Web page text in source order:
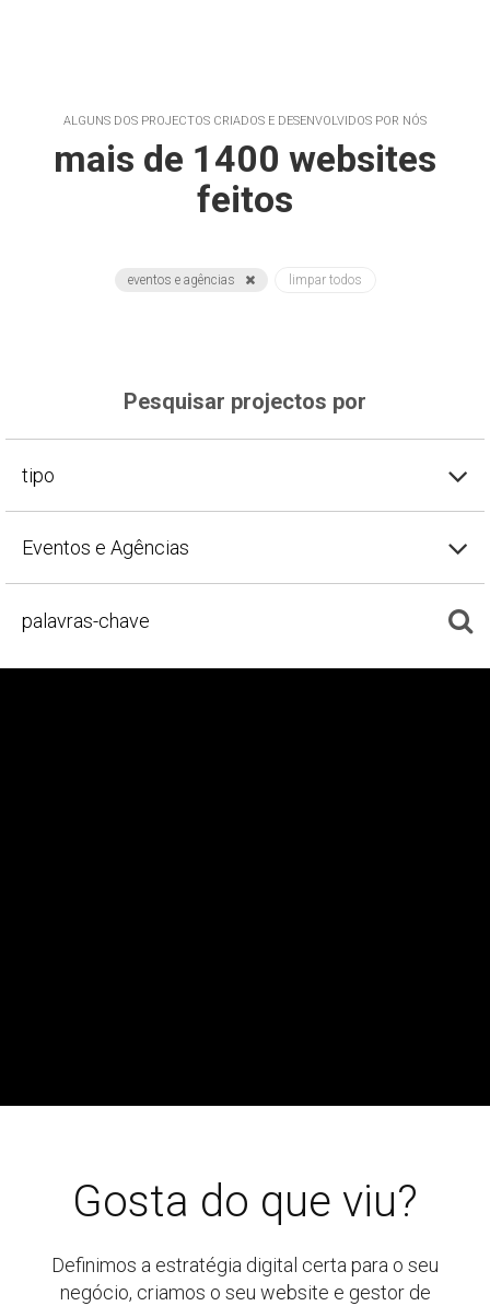
ALGUNS DOS PROJECTOS CRIADOS E DESENVOLVIDOS POR NÓS
mais de 1400 websites
feitos
eventos e agências limpar todos
Pesquisar projectos por
tipo
Eventos e Agências
Gosta do que viu?
Definimos a estratégia digital certa para o seu
negócio, criamos o seu website e gestor de